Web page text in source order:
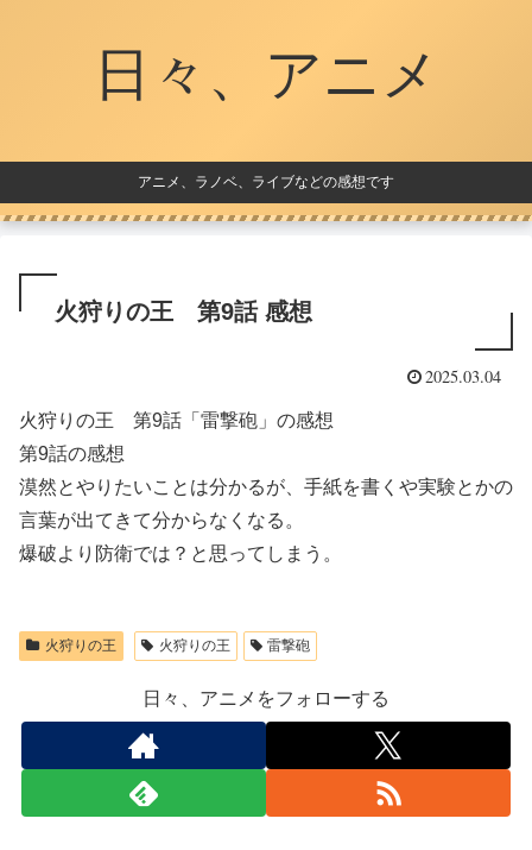
日々、アニメ
アニメ、ラノベ、ライブなどの感想です
火狩りの王 第9話 感想
2025.03.04
火狩りの王 第9話「雷撃砲」の感想
第9話の感想
漠然とやりたいことは分かるが、手紙を書くや実験とかの
言葉が出てきて分からなくなる。
爆破より防衛では？と思ってしまう。
火狩りの王 火狩りの王 雷撃砲
日々、アニメをフォローする